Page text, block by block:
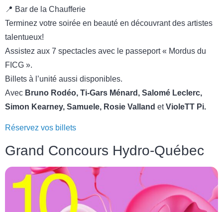
📍 Bar de la Chaufferie
Terminez votre soirée en beauté en découvrant des artistes
talentueux!
Assistez aux 7 spectacles avec le passeport « Mordus du
FICG ».
Billets à l’unité aussi disponibles.
Avec Bruno Rodéo, Ti-Gars Ménard, Salomé Leclerc,
Simon Kearney, Samuele, Rosie Valland etVioleTT Pi.
Réservez vos billets
Grand Concours Hydro-Québec